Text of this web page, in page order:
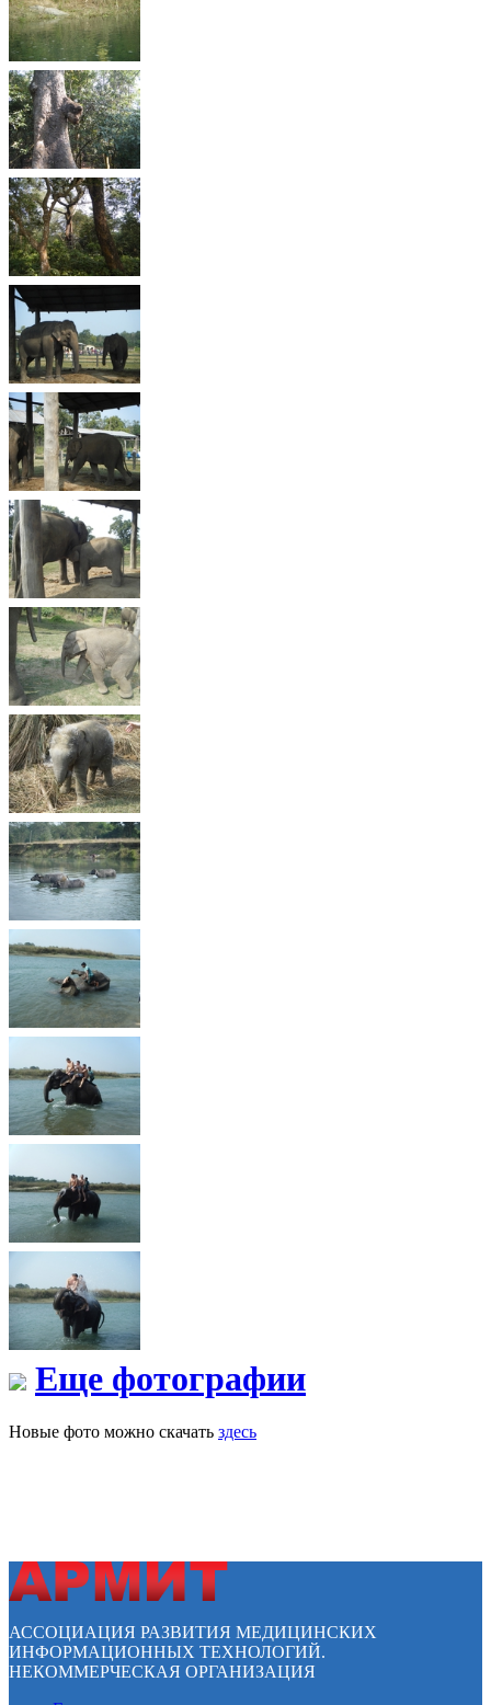
Еще фотографии
Новые фото можно скачать здесь
АССОЦИАЦИЯ РАЗВИТИЯ МЕДИЦИНСКИХ
ИНФОРМАЦИОННЫХ ТЕХНОЛОГИЙ.
НЕКОММЕРЧЕСКАЯ ОРГАНИЗАЦИЯ